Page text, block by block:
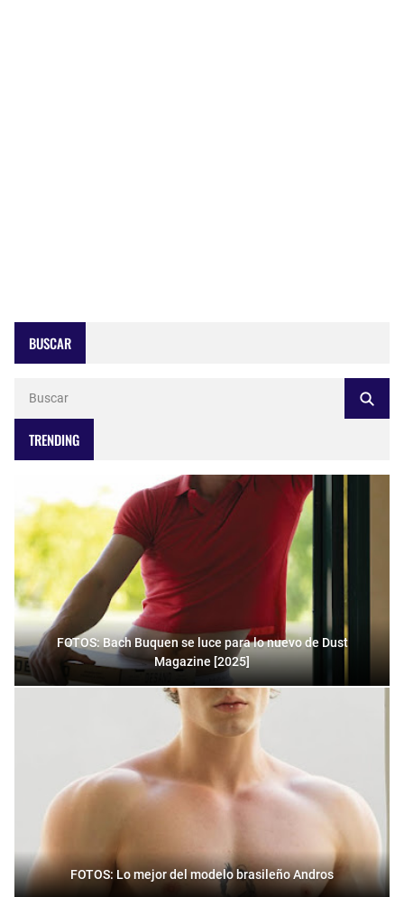
BUSCAR
TRENDING
FOTOS: Bach Buquen se luce para lo nuevo de Dust
Magazine [2025]
FOTOS: Lo mejor del modelo brasileño Andros